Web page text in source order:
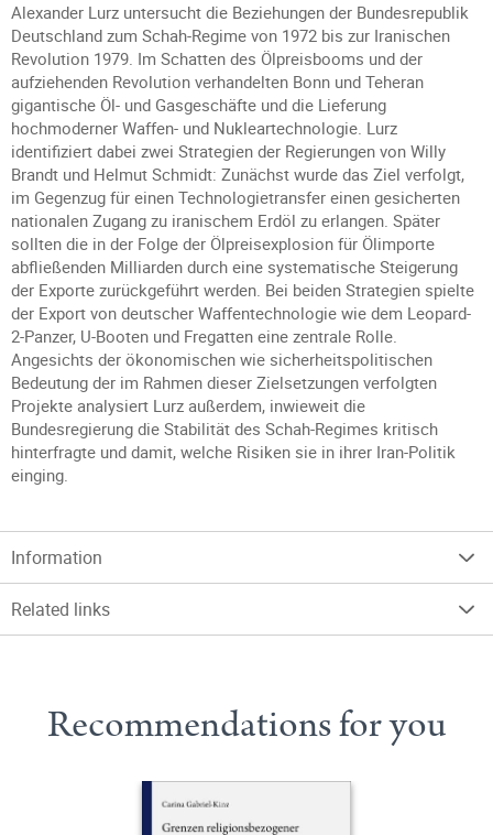
Alexander Lurz untersucht die Beziehungen der Bundesrepublik
Deutschland zum Schah-Regime von 1972 bis zur Iranischen
Revolution 1979. Im Schatten des Ölpreisbooms und der
aufziehenden Revolution verhandelten Bonn und Teheran
gigantische Öl- und Gasgeschäfte und die Lieferung
hochmoderner Waffen- und Nukleartechnologie. Lurz
identifiziert dabei zwei Strategien der Regierungen von Willy
Brandt und Helmut Schmidt: Zunächst wurde das Ziel verfolgt,
im Gegenzug für einen Technologietransfer einen gesicherten
nationalen Zugang zu iranischem Erdöl zu erlangen. Später
sollten die in der Folge der Ölpreisexplosion für Ölimporte
abfließenden Milliarden durch eine systematische Steigerung
der Exporte zurückgeführt werden. Bei beiden Strategien spielte
der Export von deutscher Waffentechnologie wie dem Leopard-
2-Panzer, U-Booten und Fregatten eine zentrale Rolle.
Angesichts der ökonomischen wie sicherheitspolitischen
Bedeutung der im Rahmen dieser Zielsetzungen verfolgten
Projekte analysiert Lurz außerdem, inwieweit die
Bundesregierung die Stabilität des Schah-Regimes kritisch
hinterfragte und damit, welche Risiken sie in ihrer Iran-Politik
einging.
Information
Related links
Recommendations for you